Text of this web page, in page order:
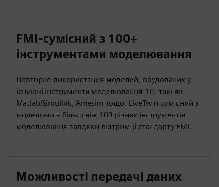
FMI-сумісний з 100+
інструментами моделювання
Повторне використання моделей, вбудованих у
існуючі інструменти моделювання 1D, такі як
Matlab/Simulink, Amesim тощо. LiveTwin сумісний з
моделями з більш ніж 100 різних інструментів
моделювання завдяки підтримці стандарту FMI.
Можливості передачі даних